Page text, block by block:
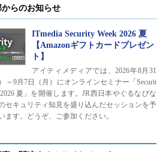
らのお知らせ
ITmedia Security Week 2026 夏
【Amazonギフトカードプレゼン
ト】
アイティメディアでは、2026年8月31
～9月7日（月）にオンラインセミナー「Securit
2026 夏」を開催します。JR西日本やぐるなびな
セキュリティ知見を盛り込んだセッションを予
ます。どうぞ、ご参加ください。